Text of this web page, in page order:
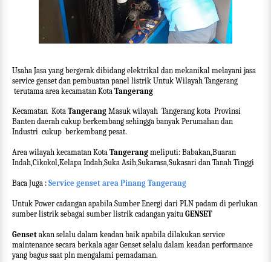
Usaha Jasa yang bergerak dibidang elektrikal dan mekanikal melayani jasa
service genset dan pembuatan panel listrik Untuk Wilayah Tangerang
terutama area kecamatan Kota Tangerang
Kecamatan Kota Tangerang Masuk wilayah Tangerang kota Provinsi
Banten daerah cukup berkembang sehingga banyak Perumahan dan
Industri cukup berkembang pesat.
Area wilayah kecamatan Kota Tangerang meliputi: Babakan,Buaran
Indah,Cikokol,Kelapa Indah,Suka Asih,Sukarasa,Sukasari dan Tanah Tinggi
Baca Juga : Service genset area Pinang Tangerang
Untuk Power cadangan apabila Sumber Energi dari PLN padam di perlukan
sumber listrik sebagai sumber listrik cadangan yaitu GENSET
Genset akan selalu dalam keadan baik apabila dilakukan service
maintenance secara berkala agar Genset selalu dalam keadan performance
yang bagus saat pln mengalami pemadaman.